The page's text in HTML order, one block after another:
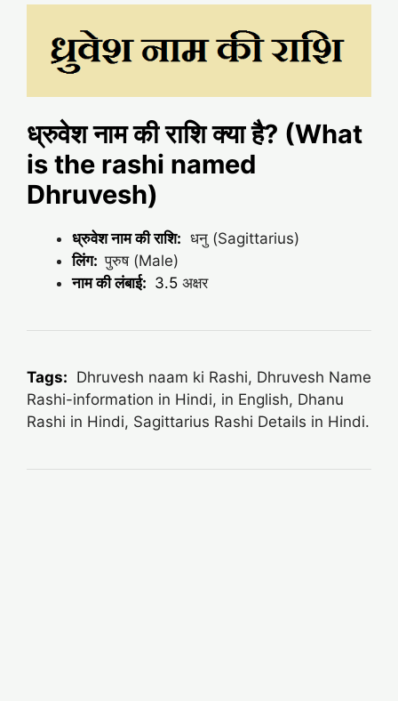
ध्रुवेश नाम की राशि क्या है? (What
is the rashi named
Dhruvesh)
ध्रुवेश नाम की राशि: धनु (Sagittarius)
लिंग: पुरुष (Male)
नाम की लंबाई: 3.5 अक्षर
Tags: Dhruvesh naam ki Rashi, Dhruvesh Name
Rashi-information in Hindi, in English, Dhanu
Rashi in Hindi, Sagittarius Rashi Details in Hindi.